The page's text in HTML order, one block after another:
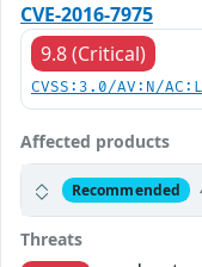
CVE-2016-7975
9.8 (Critical)
CVSS:3.0/AV:N/
Affected products
Recommended
Threats